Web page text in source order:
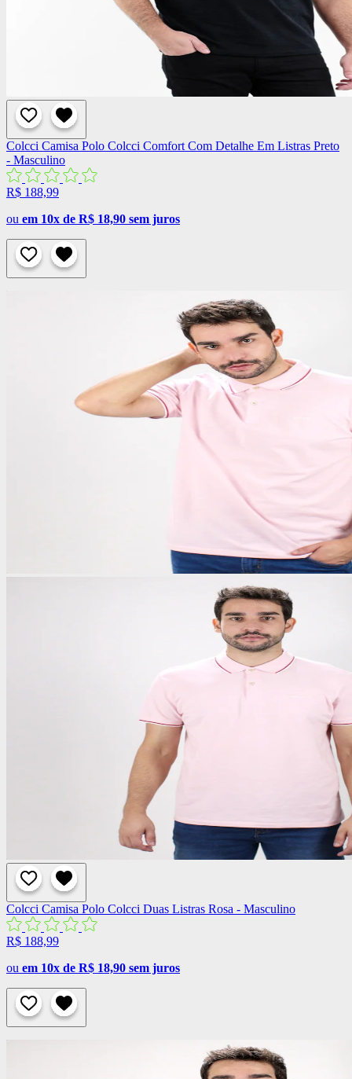
Colcci Camisa Polo Colcci Comfort Com Detalhe Em Listras Preto
- Masculino
R$ 188,99
ou em 10x de R$ 18,90 sem juros
Colcci Camisa Polo Colcci Duas Listras Rosa - Masculino
R$ 188,99
ou em 10x de R$ 18,90 sem juros